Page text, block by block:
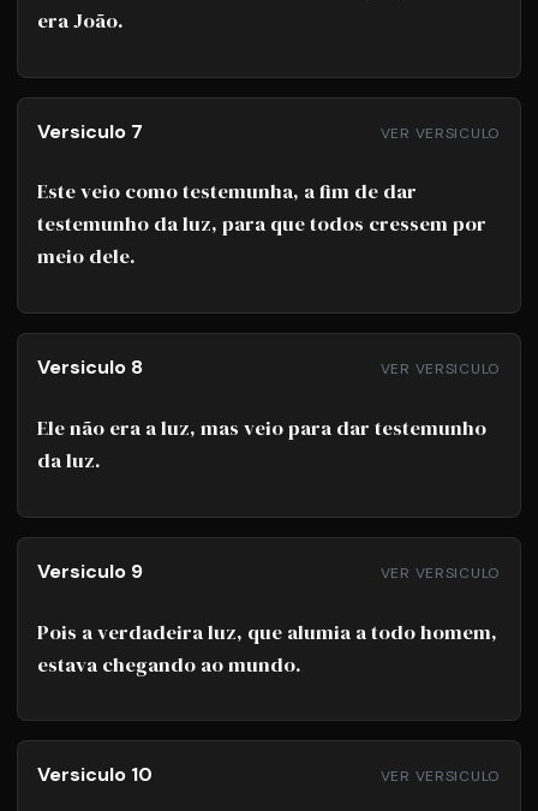
era João.
Versiculo 7 VER VERSICULO
Este veio como testemunha, a fim de dar
testemunho da luz, para que todos cressem por
meio dele.
Versiculo 8 VER VERSICULO
Ele não era a luz, mas veio para dar testemunho
da luz.
Versiculo 9 VER VERSICULO
Pois a verdadeira luz, que alumia a todo homem,
estava chegando ao mundo.
Versiculo 10 VER VERSICULO